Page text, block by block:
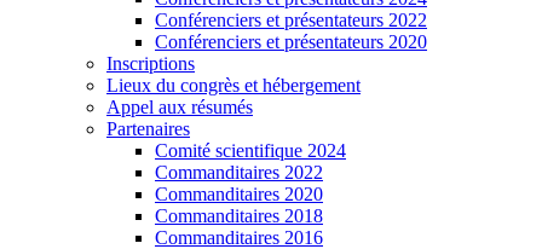
Conférenciers et présentateurs 2022
Conférenciers et présentateurs 2020
Inscriptions
Lieux du congrès et hébergement
Appel aux résumés
Partenaires
Comité scientifique 2024
Commanditaires 2022
Commanditaires 2020
Commanditaires 2018
Commanditaires 2016